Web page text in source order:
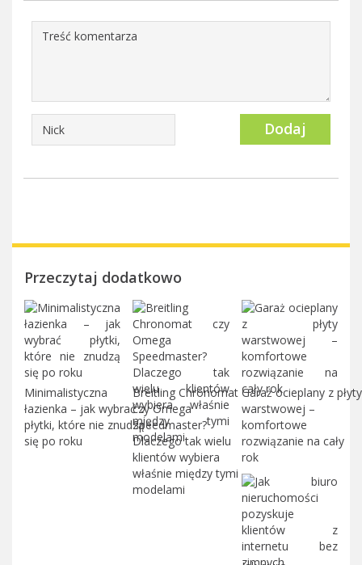
Dodaj
Przeczytaj dodatkowo
Minimalistyczna
łazienka – jak wybrać
płytki, które nie znudzą
się po roku
Breitling Chronomat
czy Omega
Speedmaster?
Dlaczego tak wielu
klientów wybiera
właśnie między tymi
modelami
Garaż ocieplany z płyty
warstwowej –
komfortowe
rozwiązanie na cały
rok